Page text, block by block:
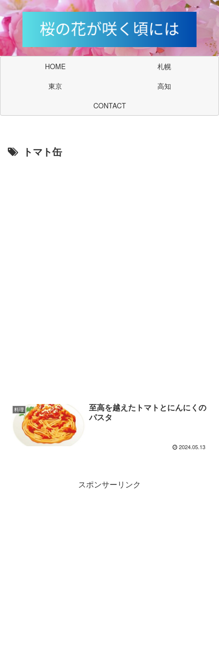
HOME
札幌
東京
高知
CONTACT
トマト缶
料理
至高を越えたトマトとにんにくの
パスタ
2024.05.13
スポンサーリンク